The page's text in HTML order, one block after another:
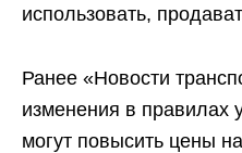
использовать,
Ранее «Новости
изменения в правилах
могут повысить цены